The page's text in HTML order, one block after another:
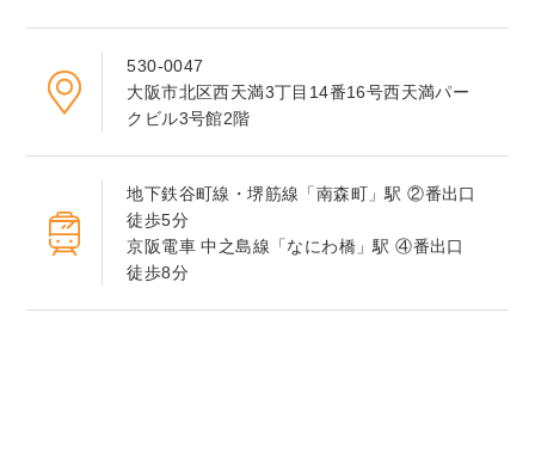
530-0047
大阪市北区西天満3丁目14番16号西天満パー
クビル3号館2階
地下鉄谷町線・堺筋線「南森町」駅 ②番出口
徒歩5分
京阪電車 中之島線「なにわ橋」駅 ④番出口
徒歩8分